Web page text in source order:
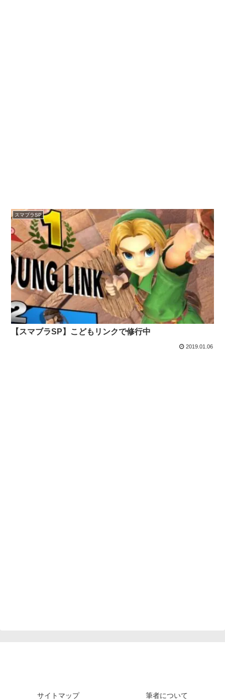
スマブラSP
【スマブラSP】こどもリンクで修行中
2019.01.06
サイトマップ 筆者について